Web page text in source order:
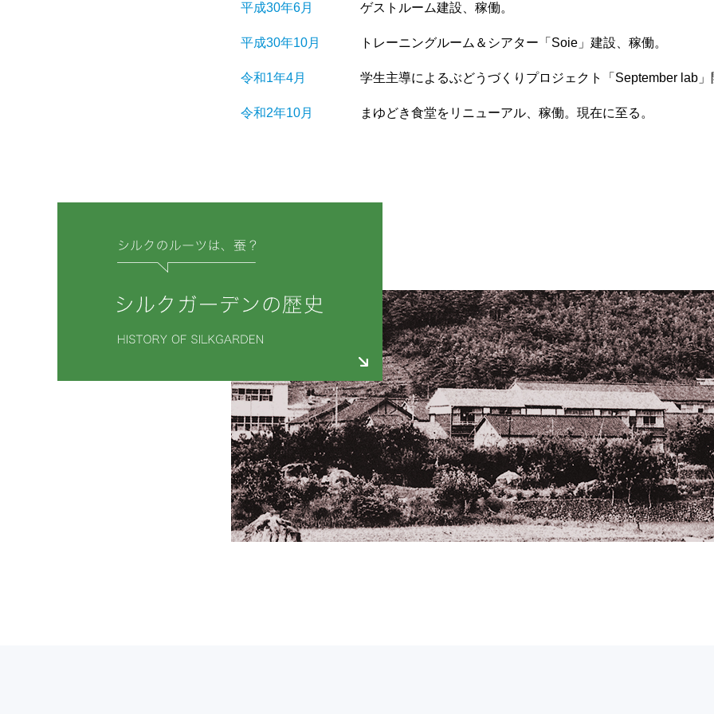
平成30年6月 ゲストルーム建設、稼働。
平成30年10月 トレーニングルーム＆シアター「Soie」建設、稼働。
令和1年4月 学生主導によるぶどうづくりプロジェクト「September lab」
令和2年10月 まゆどき食堂をリニューアル、稼働。現在に至る。